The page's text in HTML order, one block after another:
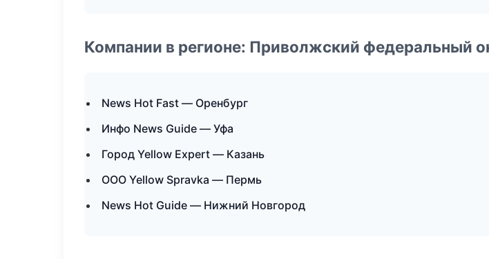
Компании в регионе: Приволжский федеральный
News Hot Fast — Оренбург
Инфо News Guide — Уфа
Город Yellow Expert — Казань
ООО Yellow Spravka — Пермь
News Hot Guide — Нижний Новгород